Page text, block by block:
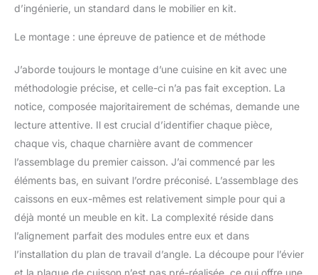
16 mm avec revêtement
plan de travail est
particules de 28 mm.
CONTENU DE
LIVRAISON : bloc de
cuisine avec plan de
travail, matériel de
montage, instructions de
montage (sauf indication
contraire, les appareils
électroménagers et les
décorations ne sont pas
compris dans la
livraison).
d’ingénierie, un standard dans le mobilier en kit.
Le montage : une épreuve de patience et de méthode
J’aborde toujours le montage d’une cuisine en kit avec une
méthodologie précise, et celle-ci n’a pas fait exception. La
notice, composée majoritairement de schémas, demande une
lecture attentive. Il est crucial d’identifier chaque pièce,
chaque vis, chaque charnière avant de commencer
l’assemblage du premier caisson. J’ai commencé par les
éléments bas, en suivant l’ordre préconisé. L’assemblage des
caissons en eux-mêmes est relativement simple pour qui a
déjà monté un meuble en kit. La complexité réside dans
l’alignement parfait des modules entre eux et dans
l’installation du plan de travail d’angle. La découpe pour l’évier